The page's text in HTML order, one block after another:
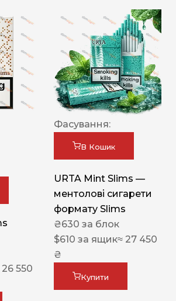
26 550
Фасування:
В Кошик
URTA Mint Slims —
ментолові сигарети
формату Slims
₴630 за блок
$610 за ящик≈ 27 450
₴
Купити